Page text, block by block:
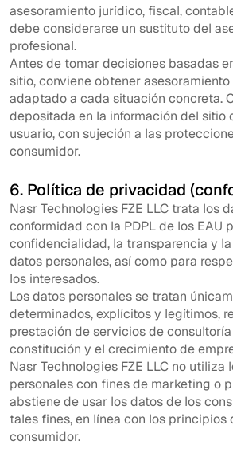
asesoramiento jurídico, fiscal,
debe considerarse un sustituto del
profesional.
Antes de tomar decisiones basadas
sitio, conviene obtener
adaptado a cada situación concreta.
depositada en la información del sitio
usuario, con sujeción a las
consumidor.
6. Política de privacidad
Nasr Technologies FZE LLC trata los
conformidad con la PDPL de los EAU
confidencialidad, la transparencia y
datos personales, así como para
los interesados.
Los datos personales se tratan
determinados, explícitos y legítimos,
prestación de servicios de
constitución y el crecimiento de
Nasr Technologies FZE LLC no utiliza
personales con fines de marketing o
abstiene de usar los datos de los
tales fines, en línea con los principios
consumidor.